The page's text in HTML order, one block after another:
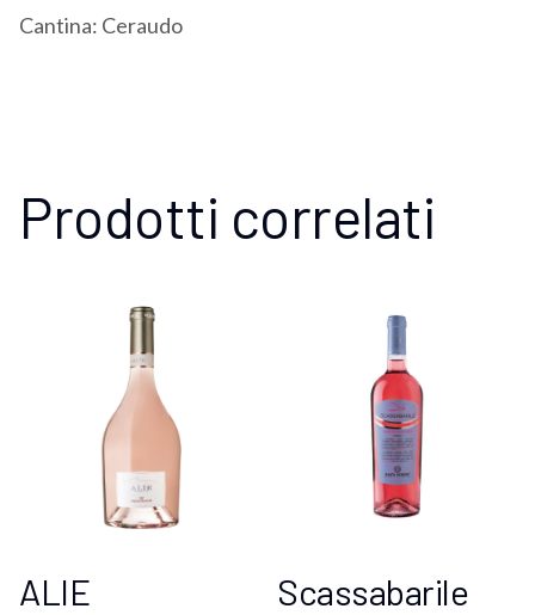
Cantina: Ceraudo
Prodotti correlati
ALIE
Scassabarile